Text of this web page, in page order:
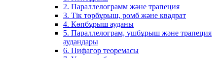
2. Параллелограмм және трапеция
3. Тік төрбұрыш, ромб және квадрат
4. Көпбұрыш ауданы
5. Параллелограм, үшбұрыш және трапеция
аудандары
6. Пифагор теоремасы